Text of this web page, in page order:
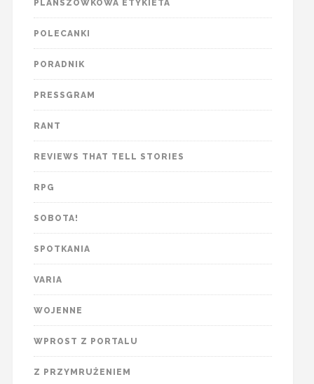
PLANSZÓWKOWA ETYKIETA
POLECANKI
PORADNIK
PRESSGRAM
RANT
REVIEWS THAT TELL STORIES
RPG
SOBOTA!
SPOTKANIA
VARIA
WOJENNE
WPROST Z PORTALU
Z PRZYMRUŻENIEM